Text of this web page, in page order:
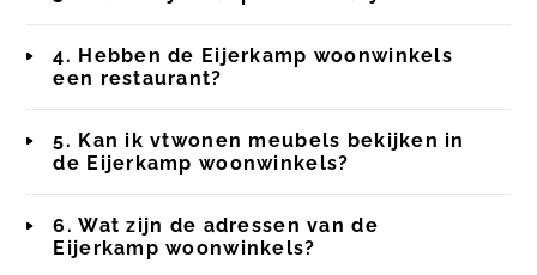
4. Hebben de Eijerkamp woonwinkels
een restaurant?
5. Kan ik vtwonen meubels bekijken in
de Eijerkamp woonwinkels?
6. Wat zijn de adressen van de
Eijerkamp woonwinkels?